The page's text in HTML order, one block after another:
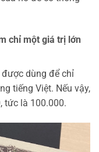
chỉ một giá trị lớn
được dùng để chỉ
tiếng Việt. Nếu vậy,
tức là 100.000.